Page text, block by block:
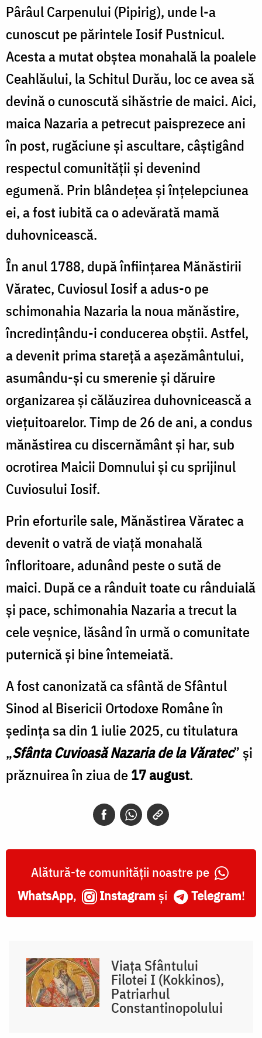
Pârâul Carpenului (Pipirig), unde l-a
cunoscut pe părintele Iosif Pustnicul.
Acesta a mutat obștea monahală la poalele
Ceahlăului, la Schitul Durău, loc ce avea să
devină o cunoscută sihăstrie de maici. Aici,
maica Nazaria a petrecut paisprezece ani
în post, rugăciune și ascultare, câștigând
respectul comunității și devenind
egumenă. Prin blândețea și înțelepciunea
ei, a fost iubită ca o adevărată mamă
duhovnicească.
În anul 1788, după înființarea Mănăstirii
Văratec, Cuviosul Iosif a adus-o pe
schimonahia Nazaria la noua mănăstire,
încredințându-i conducerea obștii. Astfel,
a devenit prima stareță a așezământului,
asumându-și cu smerenie și dăruire
organizarea și călăuzirea duhovnicească a
viețuitoarelor. Timp de 26 de ani, a condus
mănăstirea cu discernământ și har, sub
ocrotirea Maicii Domnului și cu sprijinul
Cuviosului Iosif.
Prin eforturile sale, Mănăstirea Văratec a
devenit o vatră de viață monahală
înfloritoare, adunând peste o sută de
maici. După ce a rânduit toate cu rânduială
și pace, schimonahia Nazaria a trecut la
cele veșnice, lăsând în urmă o comunitate
puternică și bine întemeiată.
A fost canonizată ca sfântă de Sfântul
Sinod al Bisericii Ortodoxe Române în
ședința sa din 1 iulie 2025, cu titulatura
„Sfânta Cuvioasă Nazaria de la Văratec” și
prăznuirea în ziua de17 august.
Alătură-te comunității noastre pe
WhatsApp, Instagram și Telegram!
Viața Sfântului
Filotei I (Kokkinos),
Patriarhul
Constantinopolului